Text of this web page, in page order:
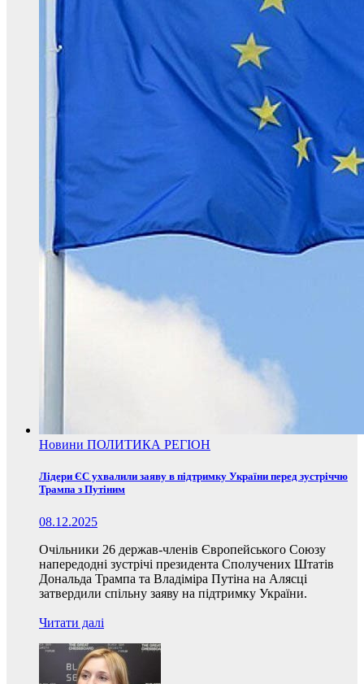
Новини ПОЛИТИКА РЕГІОН
Лідери ЄС ухвалили заяву в підтримку України перед зустріччю
Трампа з Путіним
08.12.2025
Очільники 26 держав-членів Європейського Союзу
напередодні зустрічі президента Сполучених Штатів
Дональда Трампа та Владіміра Путіна на Алясці
затвердили спільну заяву на підтримку України.
Читати далі